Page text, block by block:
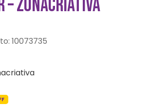
– ZONACRIATIVA
: 10073735